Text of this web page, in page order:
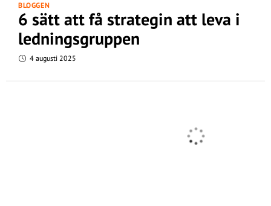
BLOGGEN
6 sätt att få strategin att leva i
ledningsgruppen
4 augusti 2025